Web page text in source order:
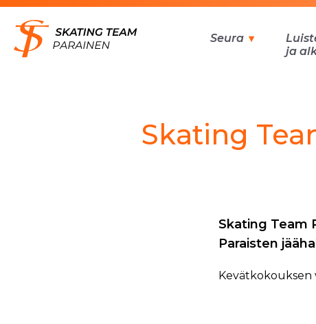
Siirry
sisältöön
Seura
ja
Skating
Skating Team
Paraisten
Kevätkokouksen